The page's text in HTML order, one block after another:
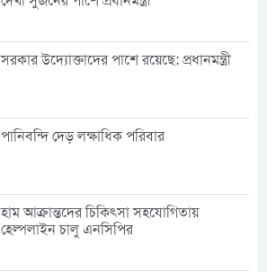
সরকার উদ্যোক্তাদের পাশে রয়েছে: প্রধানমন্ত্রী
পানিবন্দি দেড় লক্ষাধিক পরিবার
হাম আক্রান্তদের চিকিৎসা সহযোগিতায়
হেল্পলাইন চালু এনসিপির